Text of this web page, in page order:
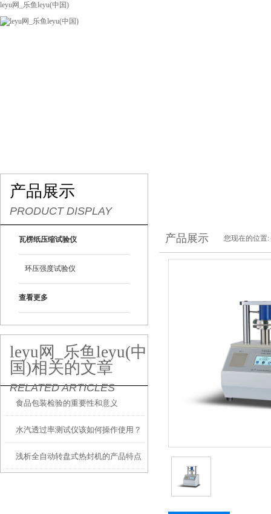
leyu网_乐鱼leyu(中国)
产品展示
PRODUCT DISPLAY
瓦楞纸压缩试验仪
环压强度试验仪
查看更多
leyu网_乐鱼leyu(中
国)相关的文章
RELATED ARTICLES
食品包装检验的重要性和意义
水汽透过率测试仪该如何操作使用？
浅析全自动转盘式热封机的产品特点
产品展示 您现在的位置: